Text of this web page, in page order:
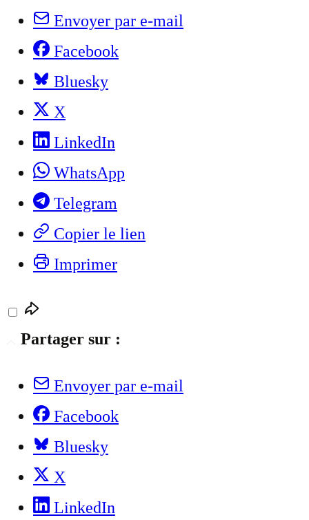
Envoyer par e-mail
Facebook
Bluesky
X
LinkedIn
WhatsApp
Telegram
Copier le lien
Imprimer
Partager sur :
Envoyer par e-mail
Facebook
Bluesky
X
LinkedIn